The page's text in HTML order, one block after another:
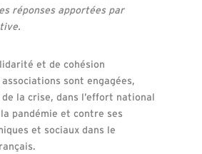
réponses apportées par
et de cohésion
sont engagées,
la crise, dans l’effort national
pandémie et contre ses
et sociaux dans le